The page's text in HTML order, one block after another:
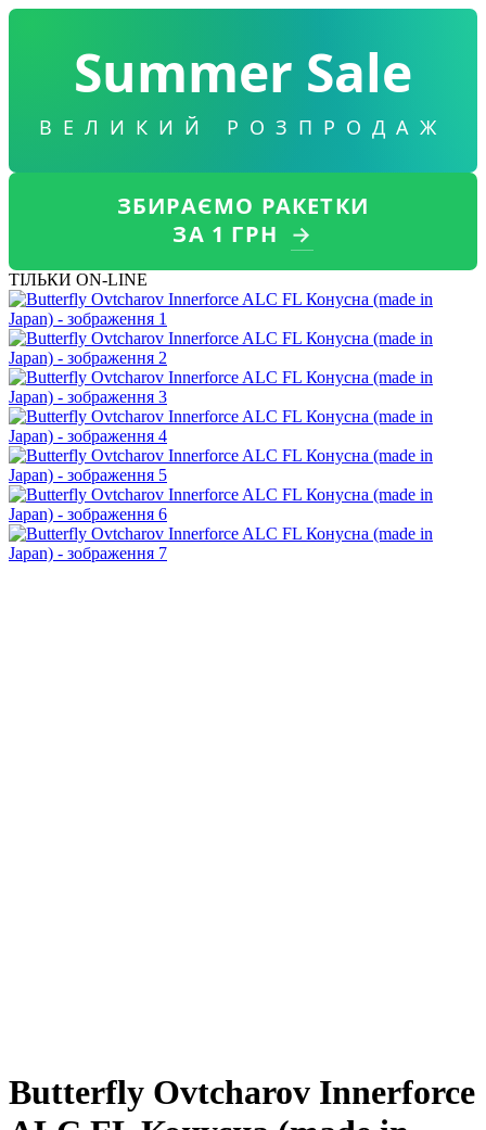
Summer Sale
ВЕЛИКИЙ РОЗПРОДАЖ
ЗБИРАЄМО РАКЕТКИ
ЗА 1 ГРН →
ТІЛЬКИ ON-LINE
Butterfly Ovtcharov Innerforce